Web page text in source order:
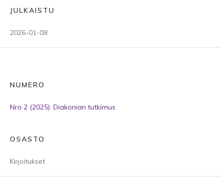
JULKAISTU
2026-01-08
NUMERO
Nro 2 (2025): Diakonian tutkimus
OSASTO
Kirjoitukset